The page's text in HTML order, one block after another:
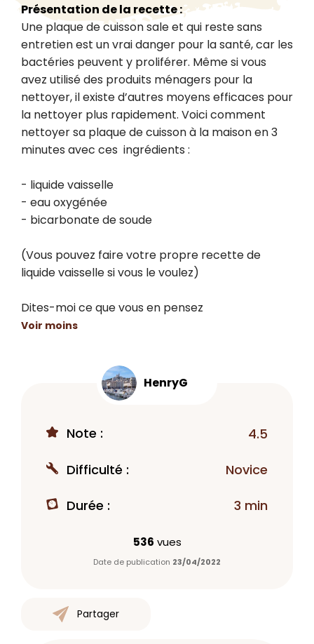
Présentation de la recette :
Une plaque de cuisson sale et qui reste sans
entretien est un vrai danger pour la santé, car les
bactéries peuvent y proliférer. Même si vous
avez utilisé des produits ménagers pour la
nettoyer, il existe d’autres moyens efficaces pour
la nettoyer plus rapidement. Voici comment
nettoyer sa plaque de cuisson à la maison en 3
minutes avec ces  ingrédients :
- liquide vaisselle
- eau oxygénée
- bicarbonate de soude
(Vous pouvez faire votre propre recette de
liquide vaisselle si vous le voulez)
Dites-moi ce que vous en pensez
Voir moins
HenryG
Note : 4.5
Difficulté : Novice
Durée : 3 min
536 vues
Date de publication 23/04/2022
Partager